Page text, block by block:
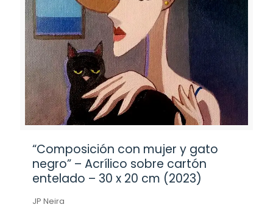
“Composición con mujer y gato
negro” – Acrílico sobre cartón
entelado – 30 x 20 cm (2023)
JP Neira